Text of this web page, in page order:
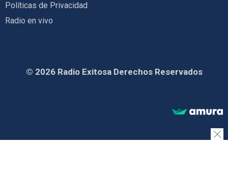
Políticas de Privacidad
Radio en vivo
© 2026 Radio Exitosa Derechos Reservados